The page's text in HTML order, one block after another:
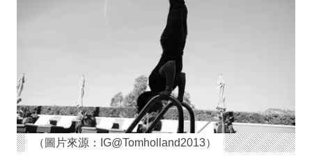
（圖片來源：IG@Tomholland2013）